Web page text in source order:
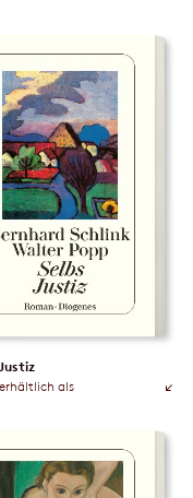
als